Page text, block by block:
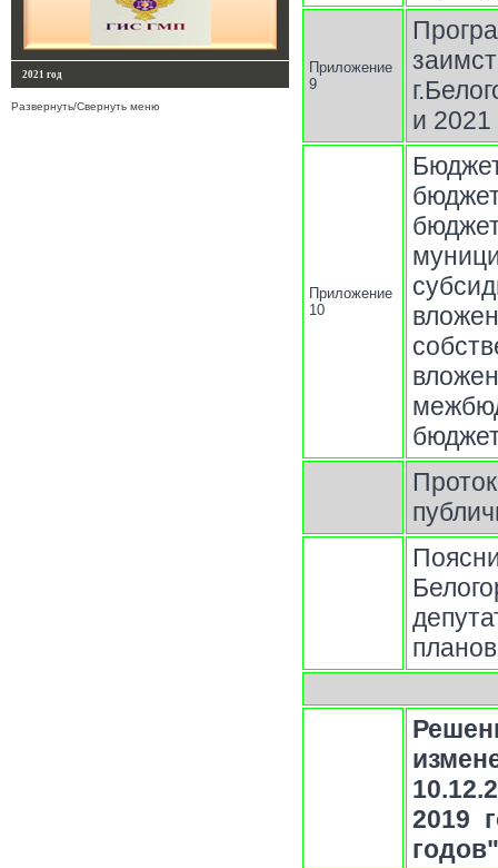
2021 год
Развернуть/Свернуть меню
Приложение
9
и 2021
Приложение
10
2019
годов"